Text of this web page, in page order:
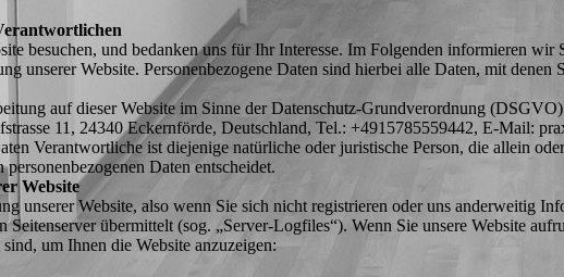
besuchen, und bedanken uns für Ihr Interesse. Im Folgenden informieren wir
unserer Website. Personenbezogene Daten sind hierbei alle Daten, mit
auf dieser Website im Sinne der Datenschutz-Grundverordnung
11, 24340 Eckernförde, Deutschland, Tel.: +4915785559442, E-Mail:
Verantwortliche ist diejenige natürliche oder juristische Person, die allein
Daten entscheidet.
Website
unserer Website, also wenn Sie sich nicht registrieren oder uns anderweitig
übermittelt (sog. „Server-Logfiles“). Wenn Sie unsere Website
um Ihnen die Website anzuzeigen: